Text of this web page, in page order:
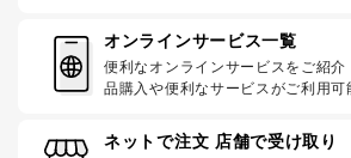
オンラインサービス一覧
便利なオンラインサービスをご紹
品購入や便利なサービスがご利用可
ネットで注文 店舗で受け取り